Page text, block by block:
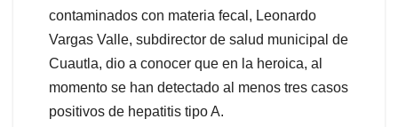
contaminados con materia fecal, Leonardo
Vargas Valle, subdirector de salud municipal de
Cuautla, dio a conocer que en la heroica, al
momento se han detectado al menos tres casos
positivos de hepatitis tipo A.